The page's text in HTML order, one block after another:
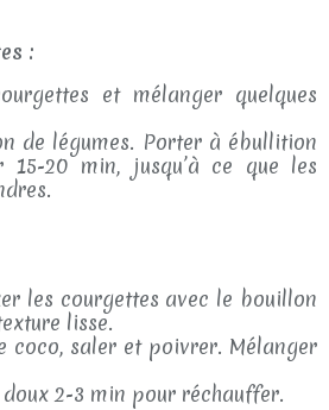
:
et mélanger quelques
de légumes. Porter à ébullition
20 min, jusqu’à ce que les
les courgettes avec le bouillon
lisse.
saler et poivrer. Mélanger
2-3 min pour réchauffer.